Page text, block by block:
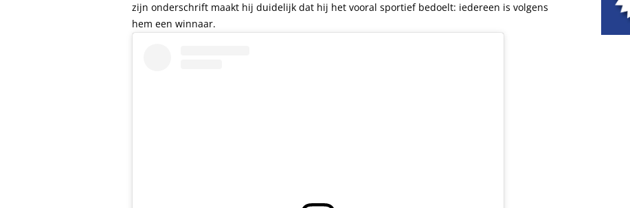
zijn onderschrift maakt hij duidelijk dat hij het vooral sportief bedoelt: iedereen is volgens
hem een winnaar.